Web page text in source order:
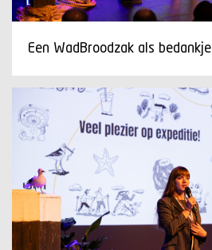
Een WadBroodzak als bedankje